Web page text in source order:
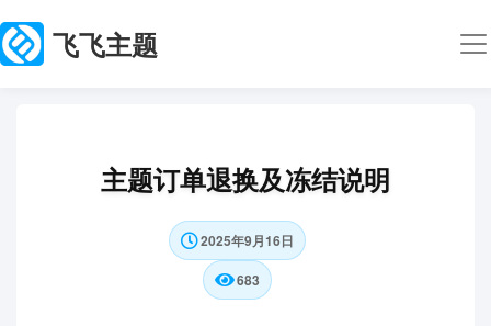
飞飞主题
主题订单退换及冻结说明
2025年9月16日
683